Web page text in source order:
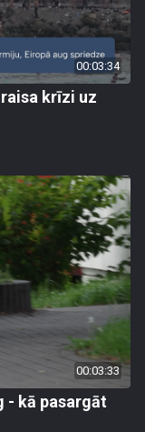
00:03:34
krīzi uz
00:03:33
- kā pasargāt